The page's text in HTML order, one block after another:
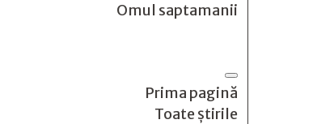
Omul saptamanii
Prima pagină
Toate știrile